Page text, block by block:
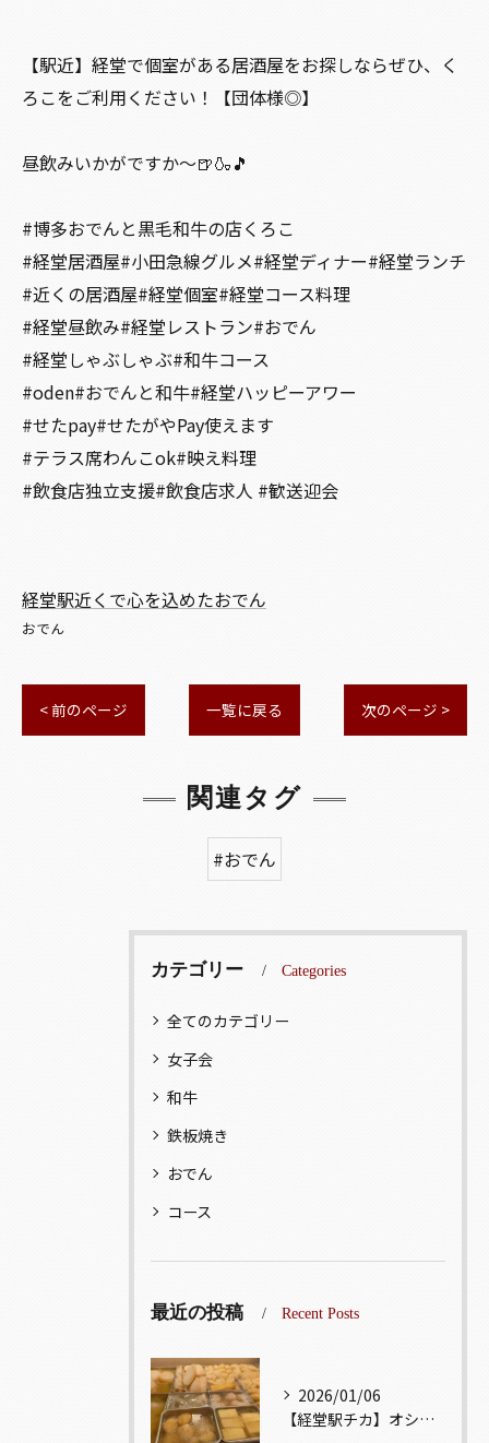
【駅近】経堂で個室がある居酒屋をお探しならぜひ、く
ろこをご利用ください！【団体様◎】
昼飲みいかがですか〜🍺🍶🎵
#博多おでんと黒毛和牛の店くろこ
#経堂居酒屋#小田急線グルメ#経堂ディナー#経堂ランチ
#近くの居酒屋#経堂個室#経堂コース料理
#経堂昼飲み#経堂レストラン#おでん
#経堂しゃぶしゃぶ#和牛コース
#oden#おでんと和牛#経堂ハッピーアワー
#せたpay#せたがやPay使えます
#テラス席わんこok#映え料理
#飲食店独立支援#飲食店求人 #歓送迎会
経堂駅近くで心を込めたおでん
おでん
< 前のページ 一覧に戻る 次のページ >
関連タグ
#おでん
カテゴリー Categories
全てのカテゴリー
女子会
和牛
鉄板焼き
おでん
コース
最近の投稿 Recent Posts
2026/01/06
【経堂駅チカ】オシャレ居酒屋🏮出汁が美味しいおでんがオススメ...